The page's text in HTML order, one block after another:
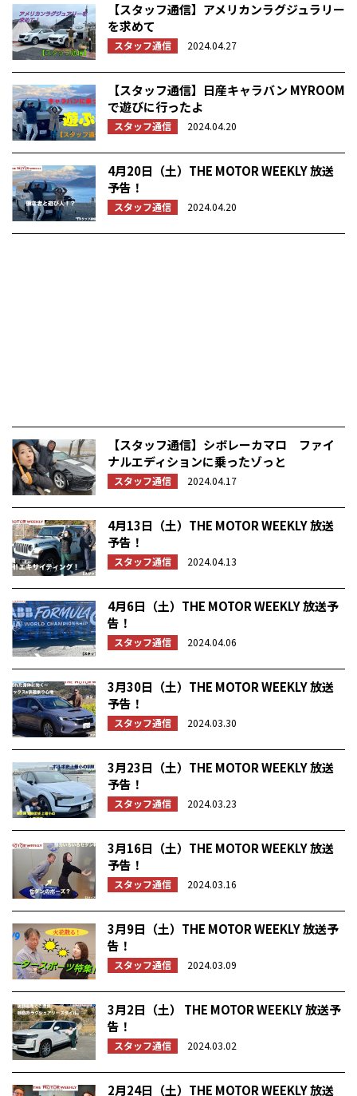
【スタッフ通信】アメリカンラグジュラリー
を求めて
スタッフ通信 2024.04.27
【スタッフ通信】日産キャラバン MYROOM
で遊びに行ったよ
スタッフ通信 2024.04.20
4月20日（土）THE MOTOR WEEKLY 放送
予告！
スタッフ通信 2024.04.20
【スタッフ通信】シボレーカマロ ファイ
ナルエディションに乗ったゾっと
スタッフ通信 2024.04.17
4月13日（土）THE MOTOR WEEKLY 放送
予告！
スタッフ通信 2024.04.13
4月6日（土）THE MOTOR WEEKLY 放送予
告！
スタッフ通信 2024.04.06
3月30日（土）THE MOTOR WEEKLY 放送
予告！
スタッフ通信 2024.03.30
3月23日（土）THE MOTOR WEEKLY 放送
予告！
スタッフ通信 2024.03.23
3月16日（土）THE MOTOR WEEKLY 放送
予告！
スタッフ通信 2024.03.16
3月9日（土）THE MOTOR WEEKLY 放送予
告！
スタッフ通信 2024.03.09
3月2日（土） THE MOTOR WEEKLY 放送予
告！
スタッフ通信 2024.03.02
2月24日（土）THE MOTOR WEEKLY 放送